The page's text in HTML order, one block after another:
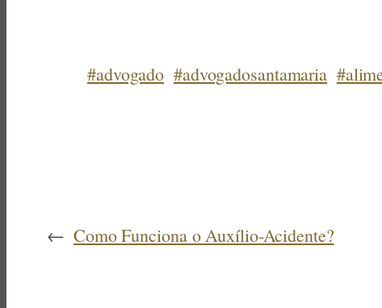
#advogado #advogadosantamaria
← Como Funciona o Auxílio-Acidente?